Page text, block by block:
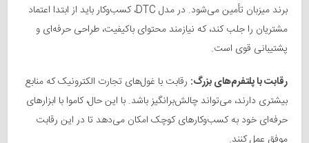
برند میزبان تأمین می‌شود. در مدل DTC، کسب‌وکار باید از ابتدا اعتماد
مشتریان را جلب کند، که نیازمند محتوای باکیفیت، طراحی حرفه‌ای و
پشتیبانی قوی است.
رقابت با پلتفرم‌های بزرگ: رقابت با غول‌های تجارت الکترونیک که منابع
بیشتری دارند، می‌تواند چالش‌برانگیز باشد. با این حال، کاموا با ابزارهای
حرفه‌ای خود به کسب‌وکارهای کوچک امکان می‌دهد تا در این رقابت
موفق عمل کنند.